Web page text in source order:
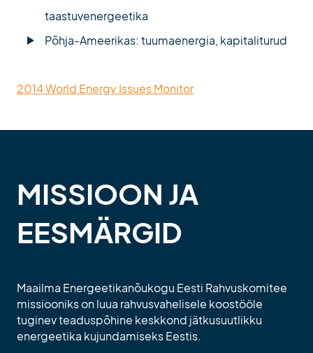
taastuvenergeetika
Põhja-Ameerikas: tuumaenergia, kapitaliturud
2014 World Energy Issues Monitor
MISSIOON JA
EESMÄRGID
Maailma Energeetikanõukogu Eesti Rahvuskomitee
missiooniks on luua rahvusvahelisele koostööle
tuginev teaduspõhine keskkond jätkusuutlikku
energeetika kujundamiseks Eestis.